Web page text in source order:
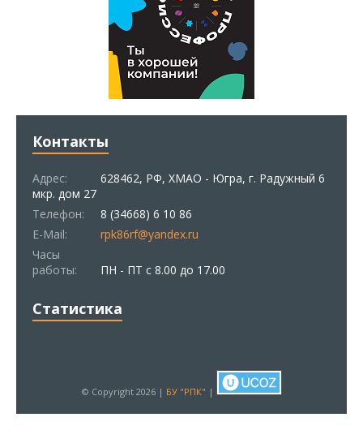
Контакты
Адрес:
628462, РФ, ХМАО - Югра, г. Радужный 6
мкр. дом 27
Телефон:
8 (34668) 6 10 86
E-Mail:
rpk86rf@yandex.ru
Часы
работы:
ПН - ПТ с 8.00 до 17.00
Статистика
© Copyright 2026 | БУ "РПК" |